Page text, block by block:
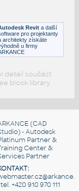
Revit a další
pro projektanty
architekty získáte
u firmy
detail součást
block library
(CAD
- Autodesk
Partner &
Center &
Partner
+420 910 970 111